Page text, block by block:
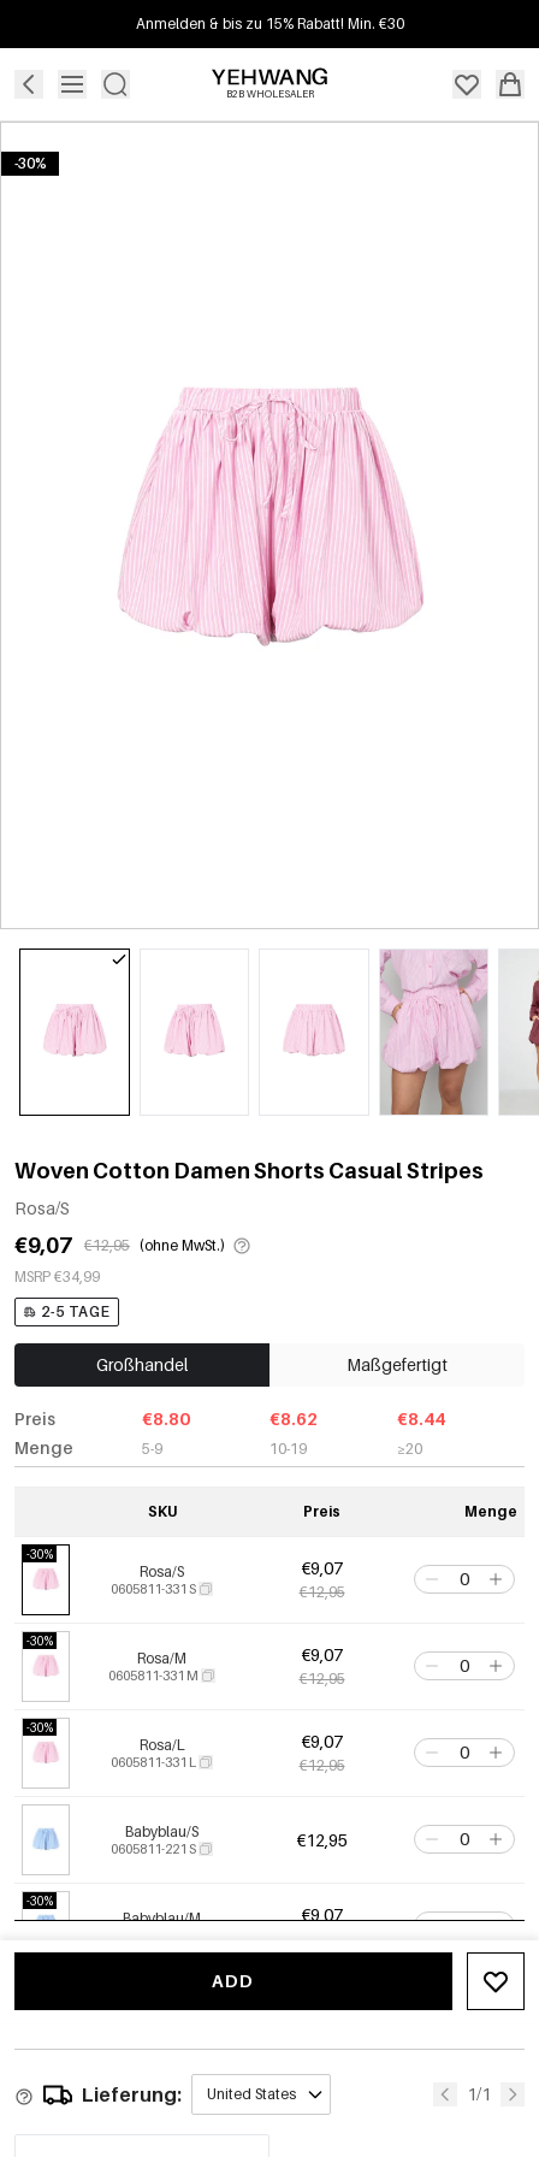
Anmelden & bis zu 15% Rabatt! Min. €30
B2B WHOLESALER
-30%
Woven Cotton Damen Shorts Casual Stripes
Rosa/S
€9,07 €12,95 (ohne MwSt.)
MSRP €34,99
2-5 TAGE
Großhandel Maßgefertigt
Preis
Menge
€8.80
5-9
€8.62
10-19
€8.44
≥20
SKU Preis Menge
-30%
Rosa/S
0605811-331 S
€9,07
€12,95
-30%
Rosa/M
0605811-331 M
€9,07
€12,95
-30%
Rosa/L
0605811-331 L
€9,07
€12,95
Babyblau/S
0605811-221 S €12,95
-30%
Babyblau/M €9,07
Blau/S
0605811-201 S
€3,24
€12,95
ADD
Lieferung: United States 1/1